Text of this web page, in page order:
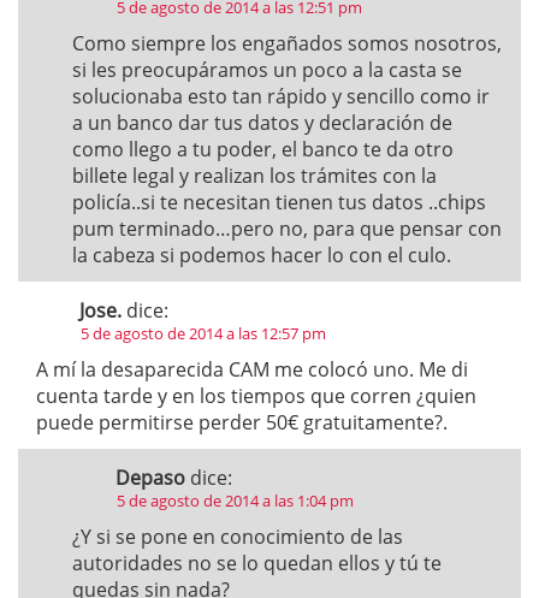
5 de agosto de 2014 a las 12:51 pm
Como siempre los engañados somos nosotros,
si les preocupáramos un poco a la casta se
solucionaba esto tan rápido y sencillo como ir
a un banco dar tus datos y declaración de
como llego a tu poder, el banco te da otro
billete legal y realizan los trámites con la
policía..si te necesitan tienen tus datos ..chips
pum terminado…pero no, para que pensar con
la cabeza si podemos hacer lo con el culo.
Jose. dice:
5 de agosto de 2014 a las 12:57 pm
A mí la desaparecida CAM me colocó uno. Me di
cuenta tarde y en los tiempos que corren ¿quien
puede permitirse perder 50€ gratuitamente?.
Depaso dice:
5 de agosto de 2014 a las 1:04 pm
¿Y si se pone en conocimiento de las
autoridades no se lo quedan ellos y tú te
quedas sin nada?